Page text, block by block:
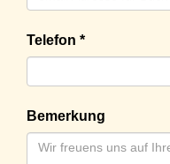
Telefon *
Bemerkung